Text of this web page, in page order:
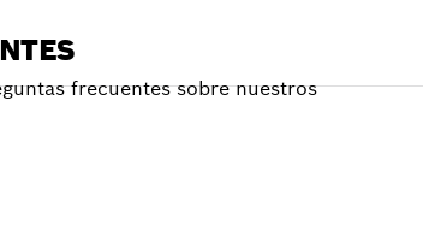
frecuentes sobre nuestros